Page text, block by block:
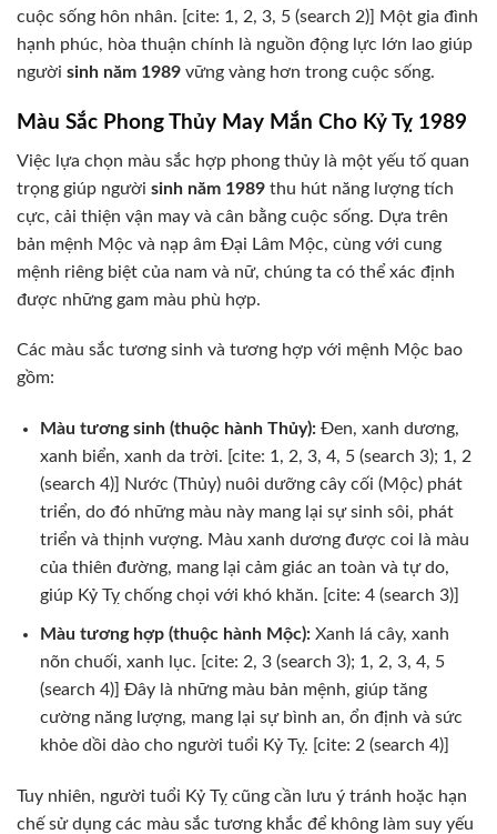
cuộc sống hôn nhân. [cite: 1, 2, 3, 5 (search 2)] Một gia đình
hạnh phúc, hòa thuận chính là nguồn động lực lớn lao giúp
người sinh năm 1989 vững vàng hơn trong cuộc sống.
Màu Sắc Phong Thủy May Mắn Cho Kỷ Tỵ 1989
Việc lựa chọn màu sắc hợp phong thủy là một yếu tố quan
trọng giúp người sinh năm 1989 thu hút năng lượng tích
cực, cải thiện vận may và cân bằng cuộc sống. Dựa trên
bản mệnh Mộc và nạp âm Đại Lâm Mộc, cùng với cung
mệnh riêng biệt của nam và nữ, chúng ta có thể xác định
được những gam màu phù hợp.
Các màu sắc tương sinh và tương hợp với mệnh Mộc bao
gồm:
Màu tương sinh (thuộc hành Thủy):Đen, xanh dương,
xanh biển, xanh da trời. [cite: 1, 2, 3, 4, 5 (search 3); 1, 2
(search 4)] Nước (Thủy) nuôi dưỡng cây cối (Mộc) phát
triển, do đó những màu này mang lại sự sinh sôi, phát
triển và thịnh vượng. Màu xanh dương được coi là màu
của thiên đường, mang lại cảm giác an toàn và tự do,
giúp Kỷ Tỵ chống chọi với khó khăn. [cite: 4 (search 3)]
Màu tương hợp (thuộc hành Mộc):Xanh lá cây, xanh
nõn chuối, xanh lục. [cite: 2, 3 (search 3); 1, 2, 3, 4, 5
(search 4)] Đây là những màu bản mệnh, giúp tăng
cường năng lượng, mang lại sự bình an, ổn định và sức
khỏe dồi dào cho người tuổi Kỷ Tỵ. [cite: 2 (search 4)]
Tuy nhiên, người tuổi Kỷ Tỵ cũng cần lưu ý tránh hoặc hạn
chế sử dụng các màu sắc tương khắc để không làm suy yếu